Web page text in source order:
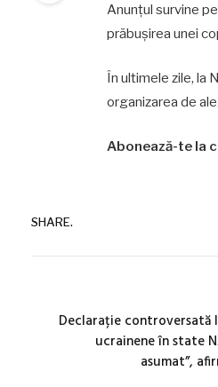
Anunțul survine
prăbușirea unei
În ultimele zile, la
organizarea de
Abonează-te la
SHARE.
Declarație controversată
ucrainene în state
asumat”,